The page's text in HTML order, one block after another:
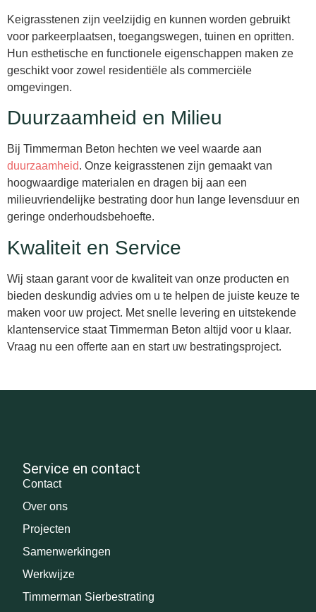
Keigrasstenen zijn veelzijdig en kunnen worden gebruikt
voor parkeerplaatsen, toegangswegen, tuinen en opritten.
Hun esthetische en functionele eigenschappen maken ze
geschikt voor zowel residentiële als commerciële
omgevingen.
Duurzaamheid en Milieu
Bij Timmerman Beton hechten we veel waarde aan
duurzaamheid. Onze keigrasstenen zijn gemaakt van
hoogwaardige materialen en dragen bij aan een
milieuvriendelijke bestrating door hun lange levensduur en
geringe onderhoudsbehoefte.
Kwaliteit en Service
Wij staan garant voor de kwaliteit van onze producten en
bieden deskundig advies om u te helpen de juiste keuze te
maken voor uw project. Met snelle levering en uitstekende
klantenservice staat Timmerman Beton altijd voor u klaar.
Vraag nu een offerte aan en start uw bestratingsproject.
Service en contact
Contact
Over ons
Projecten
Samenwerkingen
Werkwijze
Timmerman Sierbestrating